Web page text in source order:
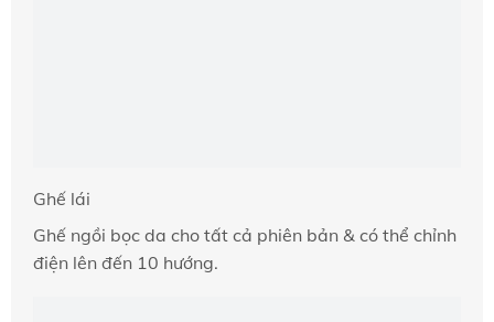
Ghế lái
Ghế ngồi bọc da cho tất cả phiên bản & có thể chỉnh
điện lên đến 10 hướng.